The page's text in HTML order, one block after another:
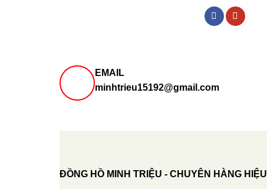
EMAIL
minhtrieu15192@gmail.com
ĐỒNG HỒ MINH TRIỆU - CHUYÊN HÀNG HIỆU